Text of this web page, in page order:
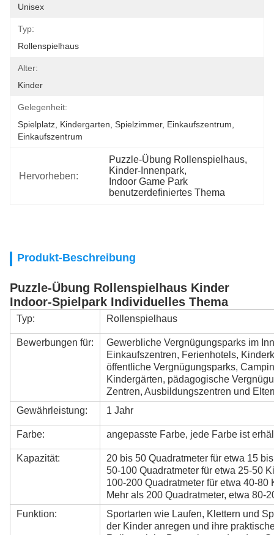
Unisex
Typ:
Rollenspielhaus
Alter:
Kinder
Gelegenheit:
Spielplatz, Kindergarten, Spielzimmer, Einkaufszentrum,
Einkaufszentrum
Hervorheben:
Puzzle-Übung Rollenspielhaus,
Kinder-Innenpark,
Indoor Game Park
benutzerdefiniertes Thema
Produkt-Beschreibung
Puzzle-Übung Rollenspielhaus Kinder
Indoor-Spielpark Individuelles Thema
Typ: Rollenspielhaus
Bewerbungen für:
Gewerbliche Vergnügungsparks im
Einkaufszentren, Ferienhotels,
öffentliche Vergnügungsparks,
Kindergärten, pädagogische
Zentren, Ausbildungszentren und
Gewährleistung:
1 Jahr
Farbe: angepasste Farbe, jede Farbe ist
Kapazität:
20 bis 50 Quadratmeter für etwa 15
50-100 Quadratmeter für etwa 25-50
100-200 Quadratmeter für etwa 40-80
Mehr als 200 Quadratmeter, etwa 80-
Funktion:
Sportarten wie Laufen, Klettern und
der Kinder anregen und ihre